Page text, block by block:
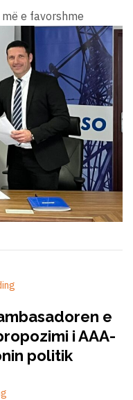
e favorshme
e
i AAA-
politik